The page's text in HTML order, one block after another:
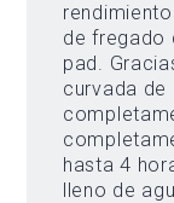
de fregado
pad.
curvada de
hasta 4
lleno de